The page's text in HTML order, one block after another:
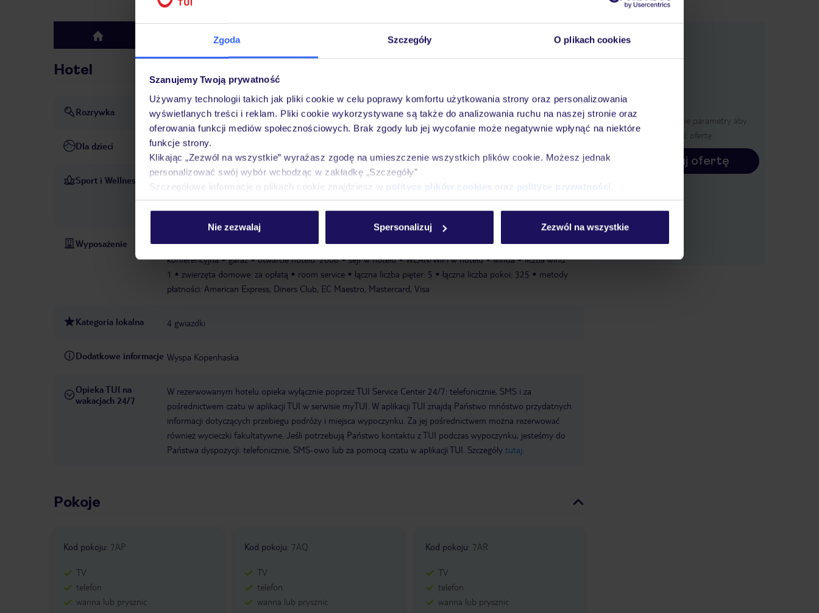
Zgoda Szczegóły O plikach cookies
Szanujemy Twoją prywatność
Używamy technologii takich jak pliki cookie w celu poprawy komfortu użytkowania strony oraz personalizowania
wyświetlanych treści i reklam. Pliki cookie wykorzystywane są także do analizowania ruchu na naszej stronie oraz
oferowania funkcji mediów społecznościowych. Brak zgody lub jej wycofanie może negatywnie wpłynąć na niektóre
funkcje strony.
Klikając „Zezwól na wszystkie” wyrażasz zgodę na umieszczenie wszystkich plików cookie. Możesz jednak
personalizować swój wybór wchodząc w zakładkę „Szczegóły”
Szczegółowe informacje o plikach cookie znajdziesz w polityce plików cookies oraz polityce prywatności
Nie zezwalaj Spersonalizuj Zezwól na wszystkie
top Wyżywienie Ważne informacje
Hotel
Rozrywka Pokazy
Dla dzieci Opieka nad dziećmi: bez opłat
Sport i Wellness
Wczasowicze mogą cieszyć się piękną pogodą na tarasie. Dostępne są różne opcje, w tym jazda na
parowa.
Aerobik Wypożyczalnia rowerów Siłownia Liczba saun: 1 Sauna
Wyposażenie całodobowa recepcja parking zameldowanie od: 15:00:00 wymeldowanie do: 11:00:00
sala
konferencyjna
garaż otwarcie hotelu: 2006 sejf w hotelu WLAN/WiFi w hotelu winda
liczba wind:
1
zwierzęta domowe: za opłatą room service łączna liczba pięter: 5 łączna liczba pokoi: 325
metody
płatności: American Express, Diners Club, EC Maestro, Mastercard, Visa
Kategoria lokalna 4 gwiazdki
Dodatkowe informacje Wyspa Kopenhaska
Opieka TUI na
wakacjach 24/7
W rezerwowanym hotelu opieka wyłącznie poprzez TUI Service Center 24/7: telefonicznie, SMS i za
pośrednictwem czatu w aplikacji TUI w serwisie myTUI. W aplikacji TUI znajdą Państwo mnóstwo przydatnych
informacji dotyczących przebiegu podróży i miejsca wypoczynku. Za jej pośrednictwem można rezerwować
również wycieczki fakultatywne. Jeśli potrzebują Państwo kontaktu z TUI podczas wypoczynku, jesteśmy do
Państwa dyspozycji: telefonicznie, SMS-owo lub za pomocą czatu w aplikacji TUI. Szczegóły tutaj
Pokoje
Kod pokoju: 7AP
TV
telefon
wanna lub prysznic
Kod pokoju: 7AQ
TV
telefon
wanna lub prysznic
Kod pokoju: 7AR
TV
telefon
wanna lub prysznic
Określ poszczególne parametry aby
wyświetlić ofertę
Konfiguruj ofertę